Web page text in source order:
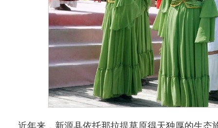
近年来，新源县依托那拉提草原得天独厚的生态